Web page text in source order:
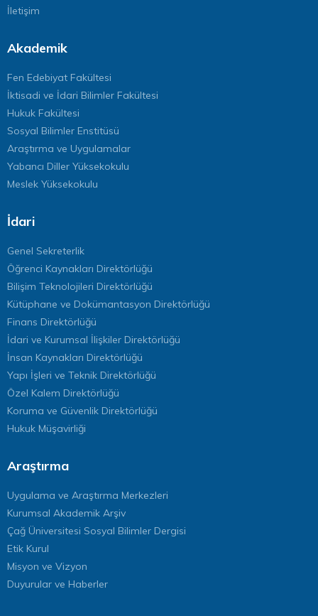
İletişim
Akademik
Fen Edebiyat Fakültesi
İktisadi ve İdari Bilimler Fakültesi
Hukuk Fakültesi
Sosyal Bilimler Enstitüsü
Araştırma ve Uygulamalar
Yabancı Diller Yüksekokulu
Meslek Yüksekokulu
İdari
Genel Sekreterlik
Öğrenci Kaynakları Direktörlüğü
Bilişim Teknolojileri Direktörlüğü
Kütüphane ve Dokümantasyon Direktörlüğü
Finans Direktörlüğü
İdari ve Kurumsal İlişkiler Direktörlüğü
İnsan Kaynakları Direktörlüğü
Yapı İşleri ve Teknik Direktörlüğü
Özel Kalem Direktörlüğü
Koruma ve Güvenlik Direktörlüğü
Hukuk Müşavirliği
Araştırma
Uygulama ve Araştırma Merkezleri
Kurumsal Akademik Arşiv
Çağ Üniversitesi Sosyal Bilimler Dergisi
Etik Kurul
Misyon ve Vizyon
Duyurular ve Haberler